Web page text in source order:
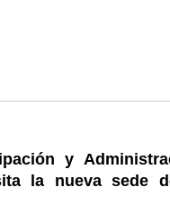
y
la nueva sede